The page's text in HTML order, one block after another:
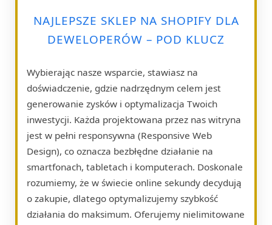
NAJLEPSZE SKLEP NA SHOPIFY DLA
DEWELOPERÓW – POD KLUCZ
Wybierając nasze wsparcie, stawiasz na
doświadczenie, gdzie nadrzędnym celem jest
generowanie zysków i optymalizacja Twoich
inwestycji. Każda projektowana przez nas witryna
jest w pełni responsywna (Responsive Web
Design), co oznacza bezbłędne działanie na
smartfonach, tabletach i komputerach. Doskonale
rozumiemy, że w świecie online sekundy decydują
o zakupie, dlatego optymalizujemy szybkość
działania do maksimum. Oferujemy nielimitowane